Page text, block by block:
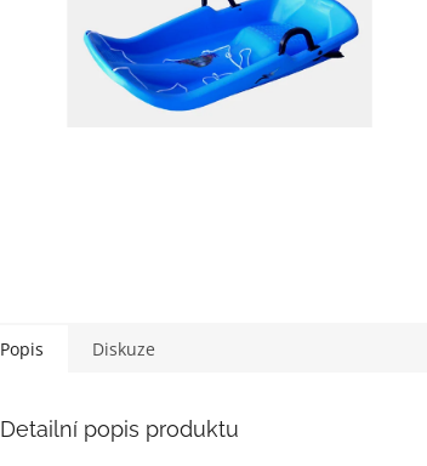
Popis Diskuze
Detailní popis produktu